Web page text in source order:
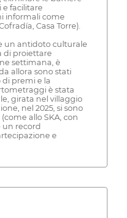
e facilitare
informali come
Casa Torre).
un antidoto culturale
di proiettare
settimana, è
allora sono stati
di premi e la
è stata
girata nel villaggio
nel 2025, si sono
allo SKA, con
un record
e